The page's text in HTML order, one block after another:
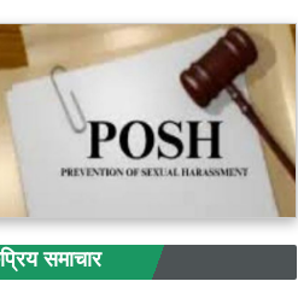
समाचार
परदेशी शिक्षणासाठी भारतीय विद्यार्थ्यांची
अमेरिकेला पसंती : दुसऱ्या क्रमांकावर
इंग्लंड
सिरोंच्यात भव्य सकल हिंदू संमेलनाचे
आयोजन
नागपुरातून सव्वा दोन हजारांहून अधिक
महिला-मुली गायब
ओडिशातून मुंबईकडे ट्रकने १९९ किलो
सोडे येथील शासकीय आश्रम शाळेला
जिल्हा काँग्रेस कमिटीचे जिल्हाध्यक्ष ॲड.